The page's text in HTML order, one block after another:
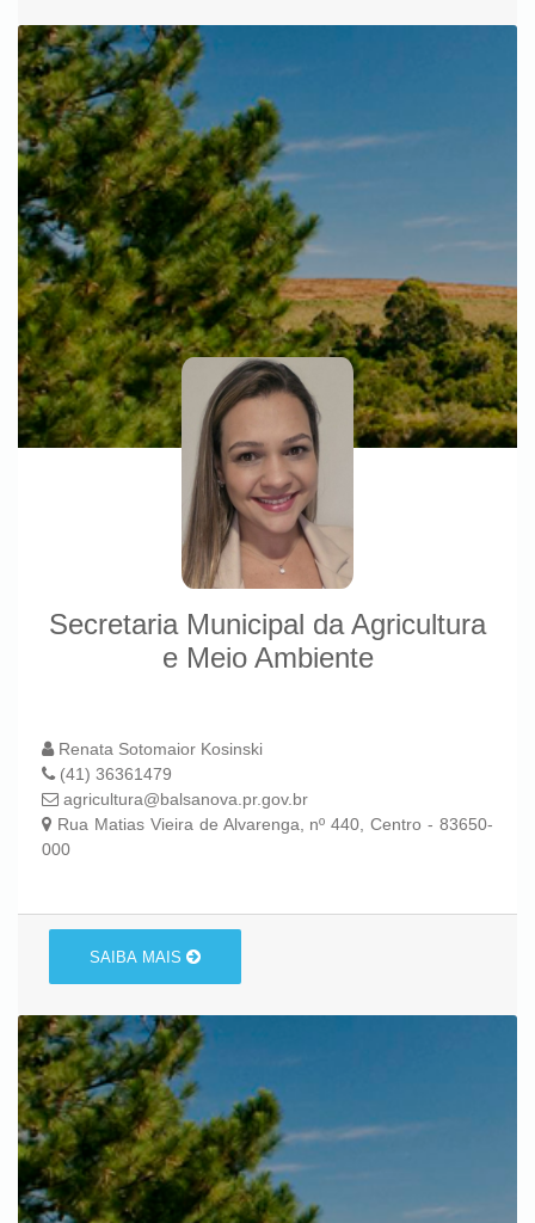
Secretaria Municipal da Agricultura
e Meio Ambiente
Renata Sotomaior Kosinski
(41) 36361479
agricultura@balsanova.pr.gov.br
Rua Matias Vieira de Alvarenga, nº 440, Centro - 83650-
000
SAIBA MAIS